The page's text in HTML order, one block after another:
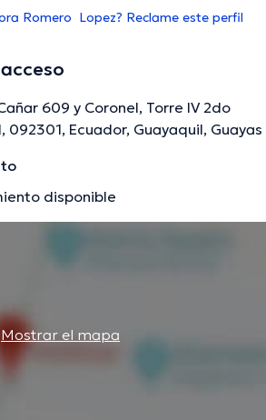
Romero Lopez? Reclame este perfil
609 y Coronel, Torre IV 2do
092301, Ecuador, Guayaquil, Guayas
disponible
Mostrar el mapa